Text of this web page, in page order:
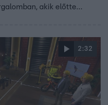
akik előtte
2:32